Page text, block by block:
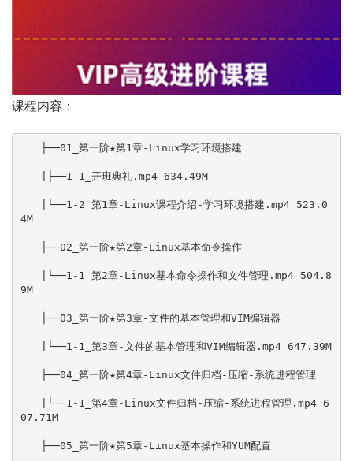
课程内容：
├──01_第一阶★第1章-Linux学习环境搭建
|├──1-1_开班典礼.mp4 634.49M
|└──1-2_第1章-Linux课程介绍-学习环境搭建.mp4 523.0
4M
├──02_第一阶★第2章-Linux基本命令操作
|└──1-1_第2章-Linux基本命令操作和文件管理.mp4 504.8
9M
├──03_第一阶★第3章-文件的基本管理和VIM编辑器
|└──1-1_第3章-文件的基本管理和VIM编辑器.mp4 647.39M
├──04_第一阶★第4章-Linux文件归档-压缩-系统进程管理
|└──1-1_第4章-Linux文件归档-压缩-系统进程管理.mp4 6
07.71M
├──05_第一阶★第5章-Linux基本操作和YUM配置